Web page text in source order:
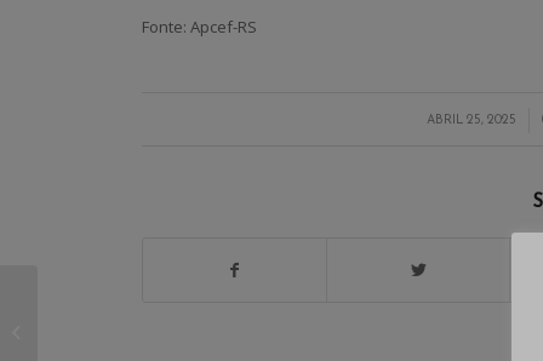
Fonte: Apcef-RS
ABRIL 25, 2025
/